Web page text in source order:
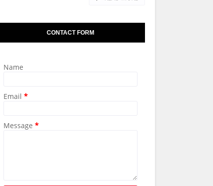
CONTACT FORM
Name
Email *
Message *